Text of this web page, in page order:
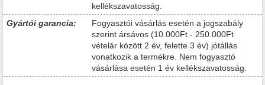
kellékszavatosság.
Gyártói garancia:
Fogyasztói vásárlás esetén a jogszabály
szerint ársávos (10.000Ft - 250.000Ft
vételár között 2 év, felette 3 év) jótállás
vonatkozik a termékre. Nem fogyasztó
vásárlása esetén 1 év kellékszavatosság.